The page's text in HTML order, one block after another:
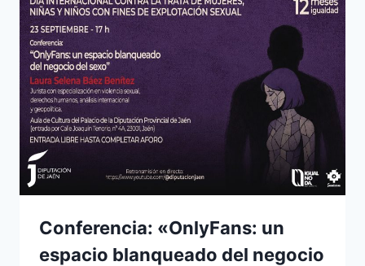
Conferencia: «OnlyFans: un
espacio blanqueado del negocio